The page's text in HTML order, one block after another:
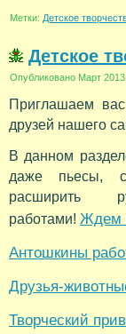
Метки: Детское
Детское
Опубликовано Март 2013
Приглашаем
друзей нашего
В данном
даже пьесы,
расширить
работами! Ждем
Антошкины
Друзья-
Творческий